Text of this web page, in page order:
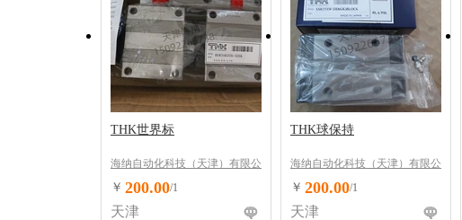
THK世界标
海纳自动化科技（天津）有限公
司
￥ 200.00/1
天津
THK球保持
海纳自动化科技（天津）有限公
司
￥ 200.00/1
天津